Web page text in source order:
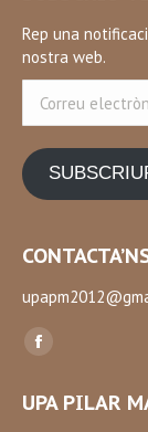
Rep una
nostra web.
electrònic
Find us on:
Facebook
opens
UPA PILAR